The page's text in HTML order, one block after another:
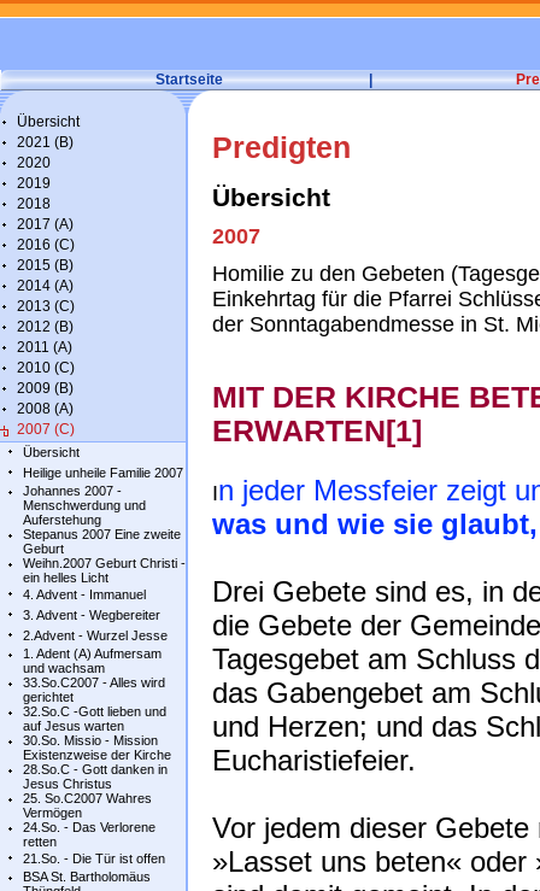
Startseite |
Übersicht
2021 (B)
2020
2019
2018
2017 (A)
2016 (C)
2015 (B)
2014 (A)
2013 (C)
2012 (B)
2011 (A)
2010 (C)
2009 (B)
2008 (A)
2007 (C)
Übersicht
Heilige unheile Familie 2007
Johannes 2007 -
Menschwerdung und
Auferstehung
Stepanus 2007 Eine zweite
Geburt
Weihn.2007 Geburt Christi -
ein helles Licht
4. Advent - Immanuel
3. Advent - Wegbereiter
2.Advent - Wurzel Jesse
1. Adent (A) Aufmersam
und wachsam
33.So.C2007 - Alles wird
gerichtet
32.So.C -Gott lieben und
auf Jesus warten
30.So. Missio - Mission
Existenzweise der Kirche
28.So.C - Gott danken in
Jesus Christus
25. So.C2007 Wahres
Vermögen
24.So. - Das Verlorene
retten
21.So. - Die Tür ist offen
BSA St. Bartholomäus
Predigten
Übersicht
2007
Homilie zu den Gebeten
Einkehrtag für die Pfarrei
der Sonntagabendmesse in St.
MIT DER KIRCHE
ERWARTEN[1]
In jeder Messfeier zeigt
was und wie sie
Drei Gebete sind es, in
die Gebete der
Tagesgebet am Schluss
das Gabengebet am
und Herzen; und das
Eucharistiefeier.
Vor jedem dieser
»Lasset uns beten«